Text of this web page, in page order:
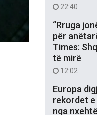
22:40
“Rruga
për
Times:
të mirë
12:02
Europa
rekordet
nga